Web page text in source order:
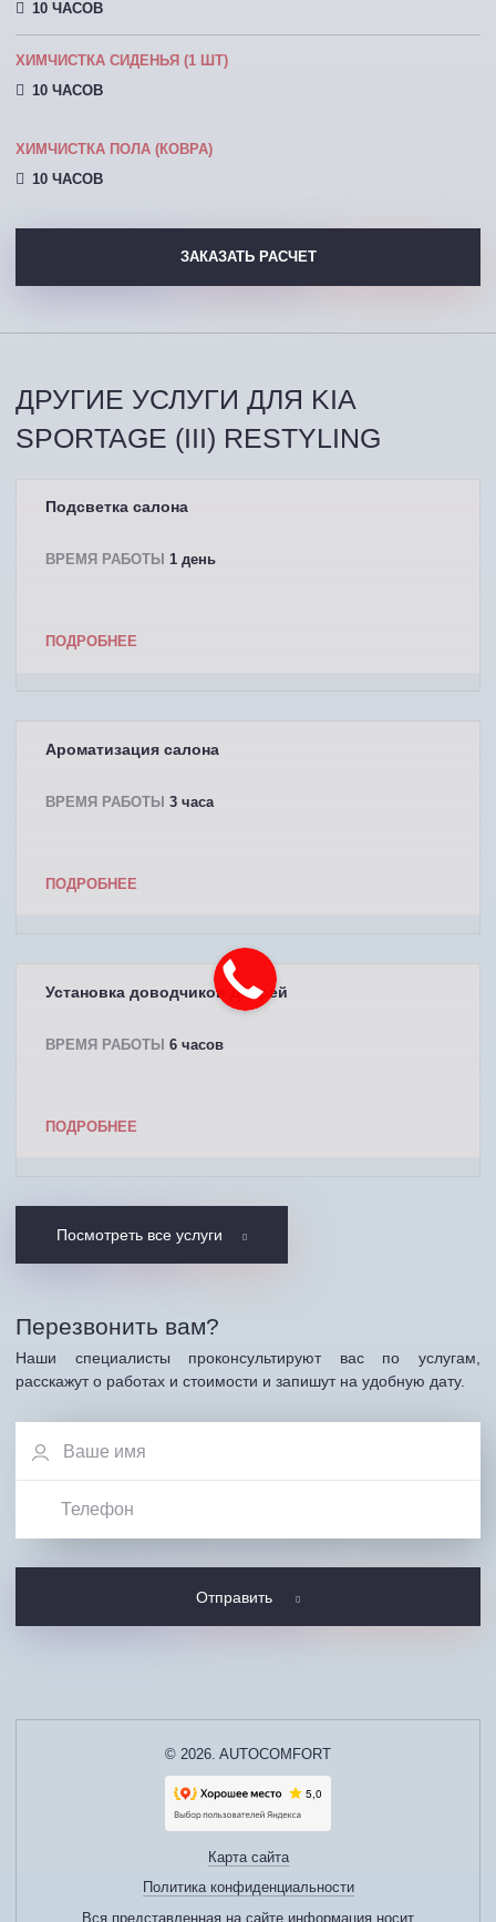
10 ЧАСОВ
ХИМЧИСТКА СИДЕНЬЯ (1 ШТ)
10 ЧАСОВ
ХИМЧИСТКА ПОЛА (КОВРА)
10 ЧАСОВ
ЗАКАЗАТЬ РАСЧЕТ
ДРУГИЕ УСЛУГИ ДЛЯ KIA
SPORTAGE (III) RESTYLING
Подсветка салона
ВРЕМЯ РАБОТЫ 1 день
ПОДРОБНЕЕ
Ароматизация салона
ВРЕМЯ РАБОТЫ 3 часа
ПОДРОБНЕЕ
Установка доводчиков дверей
ВРЕМЯ РАБОТЫ 6 часов
ПОДРОБНЕЕ
Посмотреть все услуги
Перезвонить вам?
Наши специалисты проконсультируют вас по услугам,
расскажут о работах и стоимости и запишут на удобную дату.
Отправить
© 2026. AUTOCOMFORT
Карта сайта
Политика конфиденциальности
Вся представленная на сайте информация носит